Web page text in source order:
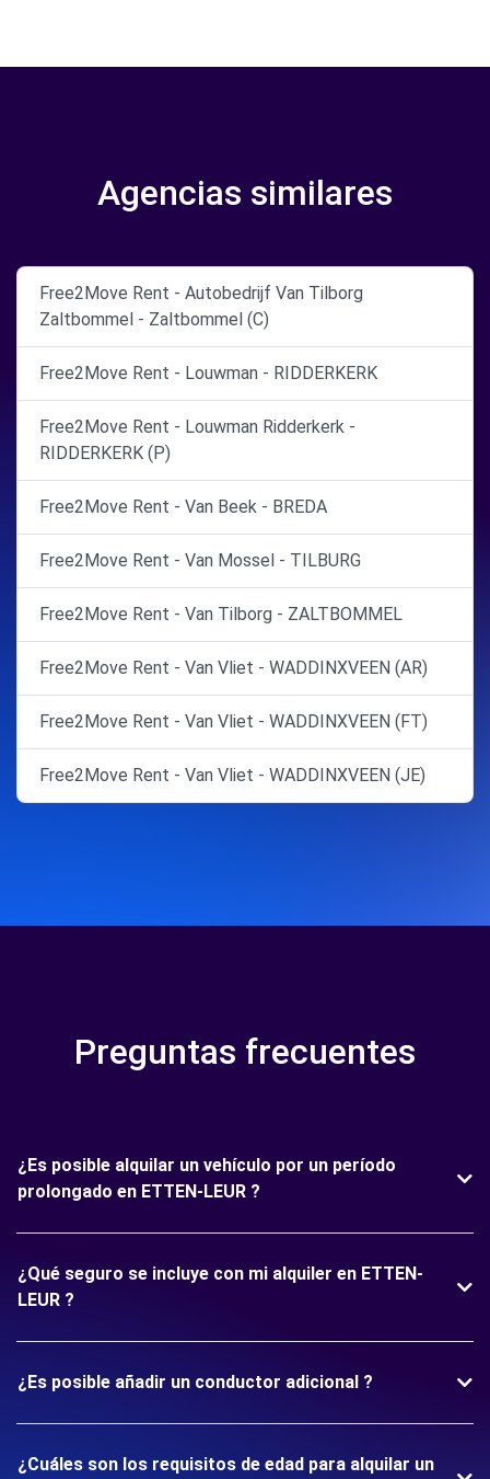
Agencias similares
Free2Move Rent - Autobedrijf Van Tilborg
Zaltbommel - Zaltbommel (C)
Free2Move Rent - Louwman - RIDDERKERK
Free2Move Rent - Louwman Ridderkerk -
RIDDERKERK (P)
Free2Move Rent - Van Beek - BREDA
Free2Move Rent - Van Mossel - TILBURG
Free2Move Rent - Van Tilborg - ZALTBOMMEL
Free2Move Rent - Van Vliet - WADDINXVEEN (AR)
Free2Move Rent - Van Vliet - WADDINXVEEN (FT)
Free2Move Rent - Van Vliet - WADDINXVEEN (JE)
Preguntas frecuentes
¿Es posible alquilar un vehículo por un período
prolongado en ETTEN-LEUR ?
¿Qué seguro se incluye con mi alquiler en ETTEN-
LEUR ?
¿Es posible añadir un conductor adicional ?
¿Cuáles son los requisitos de edad para alquilar un